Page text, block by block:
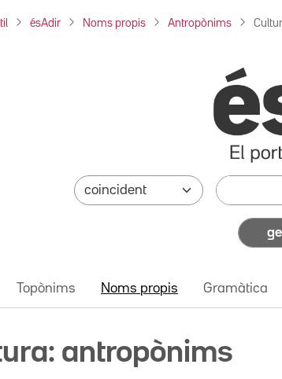
ésAdir Noms propis Antropònims
Topònims Noms propis Gramàtica
antropònims